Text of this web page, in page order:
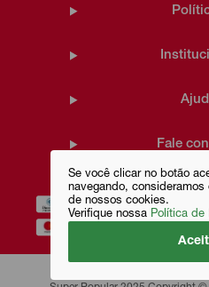
Se você clicar no botão
navegando,
de nossos cookies.
Verifique nossa Política de
Fale